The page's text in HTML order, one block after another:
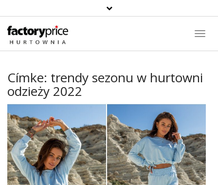
Címke: trendy sezonu w hurtowni
odzieży 2022